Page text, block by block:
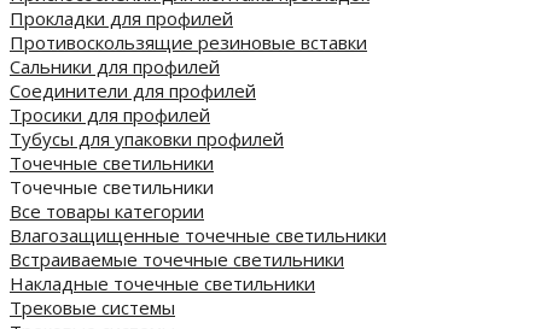
Прокладки для профилей
Противоскользящие резиновые вставки
Сальники для профилей
Соединители для профилей
Тросики для профилей
Тубусы для упаковки профилей
Точечные светильники
Точечные светильники
Все товары категории
Влагозащищенные точечные светильники
Встраиваемые точечные светильники
Накладные точечные светильники
Трековые системы